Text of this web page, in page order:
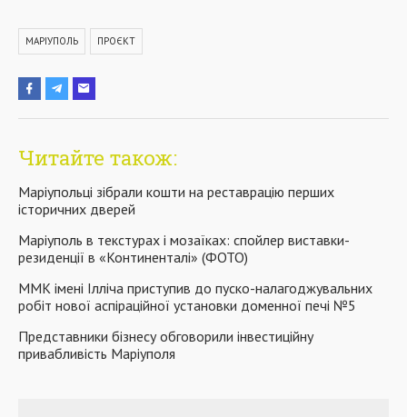
МАРІУПОЛЬ ПРОЄКТ
Читайте також:
Маріупольці зібрали кошти на реставрацію перших
історичних дверей
Маріуполь в текстурах і мозаїках: спойлер виставки-
резиденції в «Континенталі» (ФОТО)
ММК імені Ілліча приступив до пуско-налагоджувальних
робіт нової аспіраційної установки доменної печі №5
Представники бізнесу обговорили інвестиційну
привабливість Маріуполя